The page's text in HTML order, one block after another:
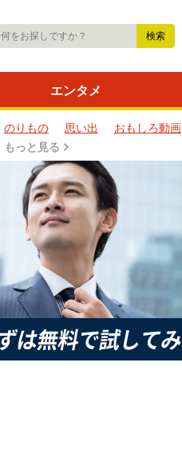
エンタメ
のりもの 思い出 おもしろ動画
もっと見る